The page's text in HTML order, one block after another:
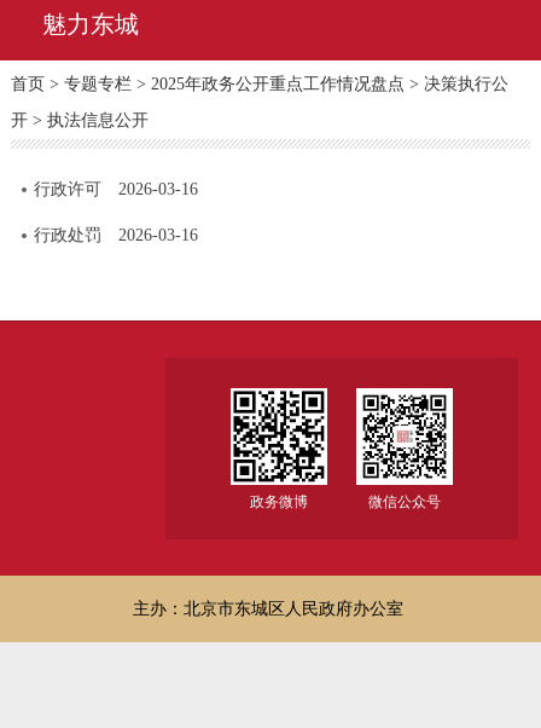
魅力东城
首页 > 专题专栏> 2025年政务公开重点工作情况盘点 > 决策执行公
开> 执法信息公开
行政许可 2026-03-16
行政处罚 2026-03-16
政务微博 微信公众号
主办：北京市东城区人民政府办公室